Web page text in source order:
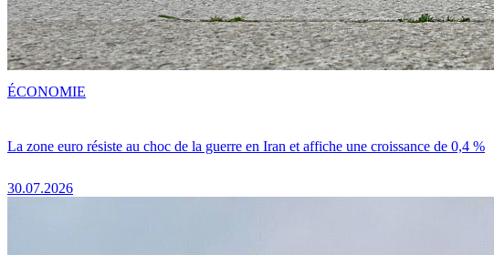
La zone euro résiste au choc de la guerre en Iran et affiche une croissance de 0,4 %
30.07.2026
ÉCONOMIE